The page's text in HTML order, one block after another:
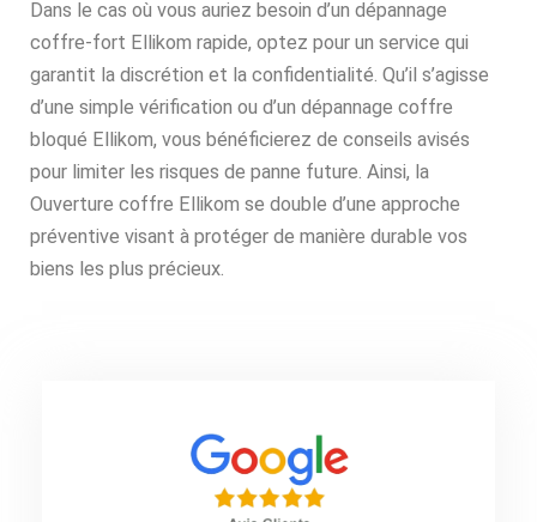
Dans le cas où vous auriez besoin d’un dépannage
coffre-fort Ellikom rapide, optez pour un service qui
garantit la discrétion et la confidentialité. Qu’il s’agisse
d’une simple vérification ou d’un dépannage coffre
bloqué Ellikom, vous bénéficierez de conseils avisés
pour limiter les risques de panne future. Ainsi, la
Ouverture coffre Ellikom se double d’une approche
préventive visant à protéger de manière durable vos
biens les plus précieux.